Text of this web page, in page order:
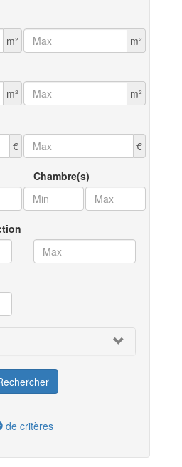
m²
m²
m²
m²
€
€
Chambre(s)
de critères